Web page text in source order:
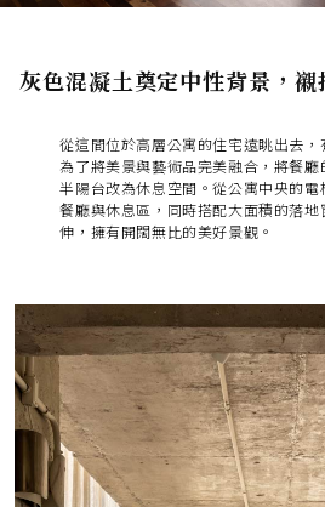
灰色混凝土奠定中性背景，
從這間位於高層公寓的住宅遠眺出去，
為了將美景與藝術品完美融合，將餐
半陽台改為休息空間。從公寓中央的電
餐廳與休息區，同時搭配大面積的落
伸，擁有開闊無比的美好景觀。